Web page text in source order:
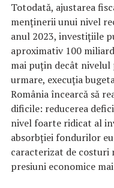
Totodată, ajustarea
menținerii unui nivel
anul 2023, investițiile
aproximativ 100
mai puțin decât
urmare, execuția
România încearcă să
dificile: reducerea
nivel foarte ridicat al
absorbției fondurilor
caracterizat de costuri
presiuni economice